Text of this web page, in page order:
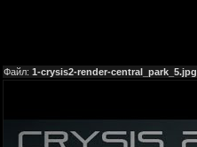
Файл: 1-crysis2-render-central_park_5.jpg